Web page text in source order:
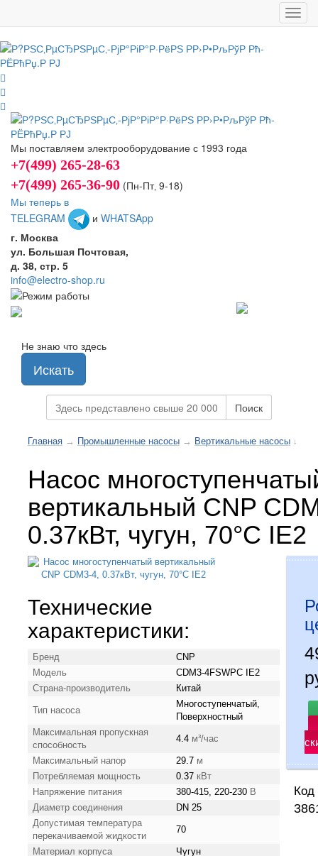
Мы поставляем электрооборудование с 1993 года
+7(499) 265-28-63
+7(499) 265-36-90 (Пн-Пт‚ 9-18)
Мы теперь в
TELEGRAM
и WHATSApp
г. Москва
ул. Большая Почтовая,
д. 38, стр. 5
info@electro-shop.ru
Не знаю что здесь
Искать
Поиск
Главная → Промышленные насосы → Вертикальные насосы ↓
Насос
вертикальный CNP
0.37кВт, чугун, 70°С IE2
Технические
характеристики:
Бренд
CNP
Модель
CDM3-4FSWPC IE2
Страна-производитель
Китай
Тип насоса
Многоступенчатый,
Поверхностный
Максимальная пропускная
способность
4.4 м³/час
Максимальный напор 29.7 м
Потребляемая мощность
0.37 кВт
Напряжение питания
380-415, 220-230 В
Диаметр соединения
DN 25
Допустимая температура
перекачиваемой жидкости
70
Материал корпуса Чугун
Код